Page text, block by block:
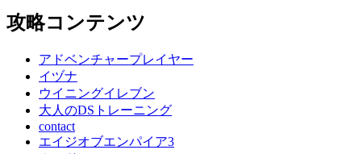
攻略コンテンツ
アドベンチャープレイヤー
イヅナ
ウイニングイレブン
大人のDSトレーニング
contact
エイジオブエンパイア3